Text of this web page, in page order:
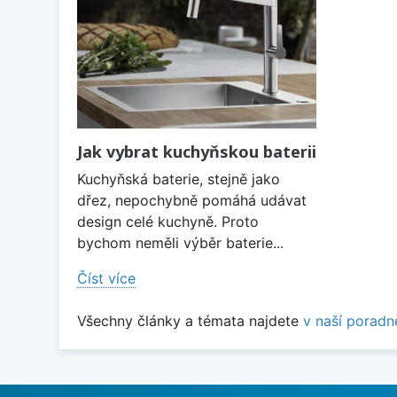
Jak vybrat kuchyňskou baterii
Kuchyňská baterie, stejně jako
dřez, nepochybně pomáhá udávat
design celé kuchyně. Proto
bychom neměli výběr baterie...
Číst více
Všechny články a témata najdete v naší